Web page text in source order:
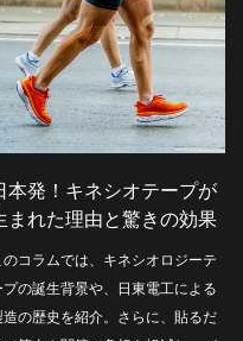
本発！キネシオテープが
まれた理由と驚きの効果
のコラムでは、キネシオロジーテ
プの誕生背景や、日東電工による
造の歴史を紹介。さらに、貼るだ